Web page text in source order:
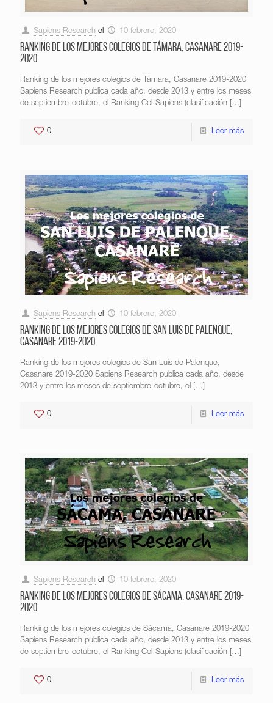
Sapiens Research el 10 febrero, 2020
Ranking de los mejores colegios de Támara, Casanare 2019-
2020
Ranking de los mejores colegios de Támara, Casanare 2019-2020
Sapiens Research publica cada año, desde 2013 y entre los meses
de septiembre-octubre, el Ranking Col-Sapiens (clasificación […]
0 Leer más
Sapiens Research el 10 febrero, 2020
Ranking de los mejores colegios de San Luis de Palenque,
Casanare 2019-2020
Ranking de los mejores colegios de San Luis de Palenque,
Casanare 2019-2020 Sapiens Research publica cada año, desde
2013 y entre los meses de septiembre-octubre, el […]
0 Leer más
Sapiens Research el 10 febrero, 2020
Ranking de los mejores colegios de Sácama, Casanare 2019-
2020
Ranking de los mejores colegios de Sácama, Casanare 2019-2020
Sapiens Research publica cada año, desde 2013 y entre los meses
de septiembre-octubre, el Ranking Col-Sapiens (clasificación […]
0 Leer más